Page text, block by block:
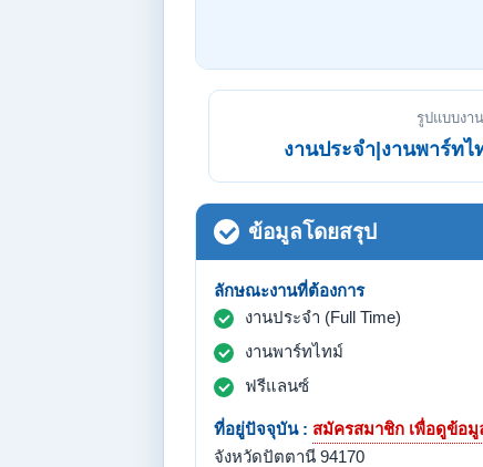
รูปแบบงาน
งานประจำ|งานพาร์ท
ข้อมูลโดยสรุป
ลักษณะงานที่ต้องการ
งานประจำ (Full Time)
งานพาร์ทไทม์
ฟรีแลนซ์
ที่อยู่ปัจจุบัน : สมัครสมาชิก เพื่อดูข้อมู
จังหวัดปัตตานี 94170